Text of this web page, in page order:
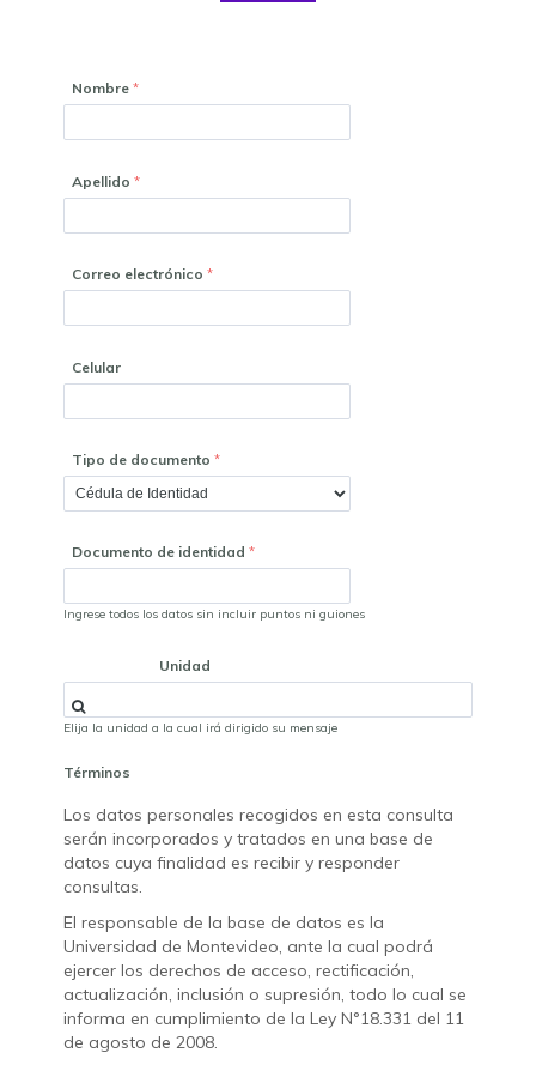
Nombre
Apellido
Correo electrónico
Celular
Tipo de documento
Documento de identidad
Ingrese todos los datos sin incluir puntos ni guiones
Unidad
Elija la unidad a la cual irá dirigido su mensaje
Términos
Los datos personales recogidos en esta consulta
serán incorporados y tratados en una base de
datos cuya finalidad es recibir y responder
consultas.
El responsable de la base de datos es la
Universidad de Montevideo, ante la cual podrá
ejercer los derechos de acceso, rectificación,
actualización, inclusión o supresión, todo lo cual se
informa en cumplimiento de la Ley N°18.331 del 11
de agosto de 2008.